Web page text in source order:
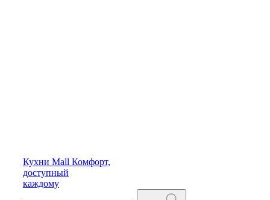
Кухни Mall Комфорт,
доступный
каждому